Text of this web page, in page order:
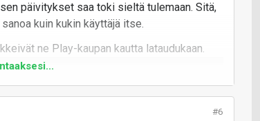
päivitykset saa toki sieltä tulemaan. Sitä,
kuin kukin käyttäjä itse.
ne Play-kaupan kautta lataudukaan.
Voiko sillä vastaanottaa puhelun
#6